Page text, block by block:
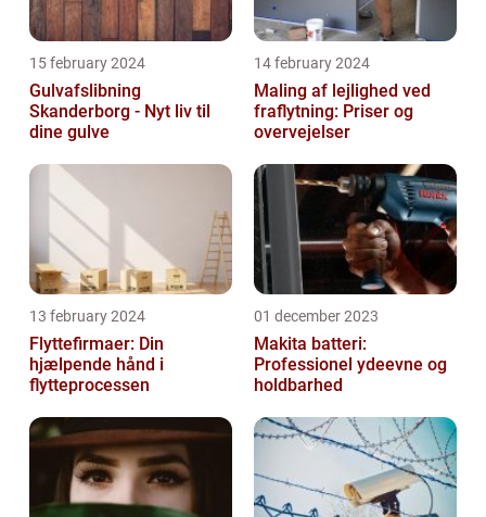
15 february 2024
Gulvafslibning
Skanderborg - Nyt liv til
dine gulve
14 february 2024
Maling af lejlighed ved
fraflytning: Priser og
overvejelser
13 february 2024
Flyttefirmaer: Din
hjælpende hånd i
flytteprocessen
01 december 2023
Makita batteri:
Professionel ydeevne og
holdbarhed